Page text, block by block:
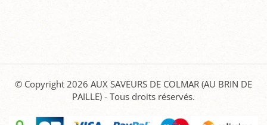
© Copyright 2026 AUX SAVEURS DE COLMAR (AU BRIN DE
PAILLE) - Tous droits réservés.